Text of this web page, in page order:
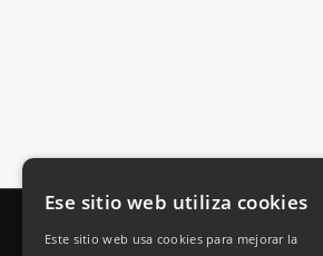
Ese sitio web utiliza cookies
Este sitio web usa cookies para mejorar la